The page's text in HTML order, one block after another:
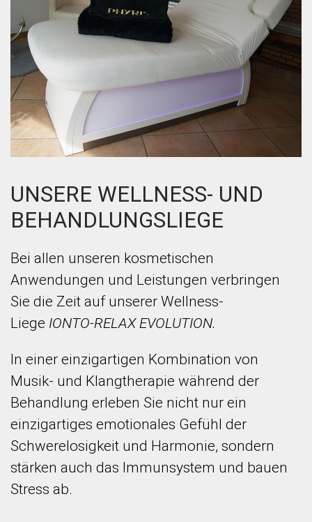
UNSERE WELLNESS- UND
BEHANDLUNGSLIEGE
Bei allen unseren kosmetischen
Anwendungen und Leistungen verbringen
Sie die Zeit auf unserer Wellness-
Liege IONTO-RELAX EVOLUTION.
In einer einzigartigen Kombination von
Musik- und Klangtherapie während der
Behandlung erleben Sie nicht nur ein
einzigartiges emotionales Gefühl der
Schwerelosigkeit und Harmonie, sondern
stärken auch das Immunsystem und bauen
Stress ab.